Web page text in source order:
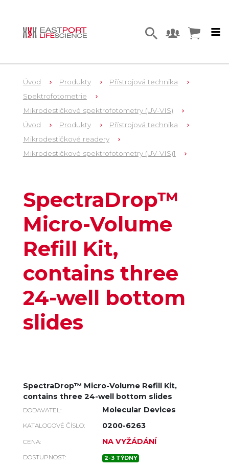
Úvod Produkty
Přístrojová technika
Spektrofotometrie
Mikrodestičkové spektrofotometry (UV-VIS)
Úvod
Produkty
Přístrojová technika
Mikrodestičkové readery
Mikrodestičkové spektrofotometry (UV-VIS)1
SpectraDrop™
Micro-Volume
Refill Kit,
contains three
24-well bottom
slides
SpectraDrop™ Micro-Volume Refill Kit,
contains three 24-well bottom slides
DODAVATEL: Molecular Devices
KATALOGOVÉ ČÍSLO: 0200-6263
CENA: NA VYŽÁDÁNÍ
DOSTUPNOST: 2-3 TÝDNY